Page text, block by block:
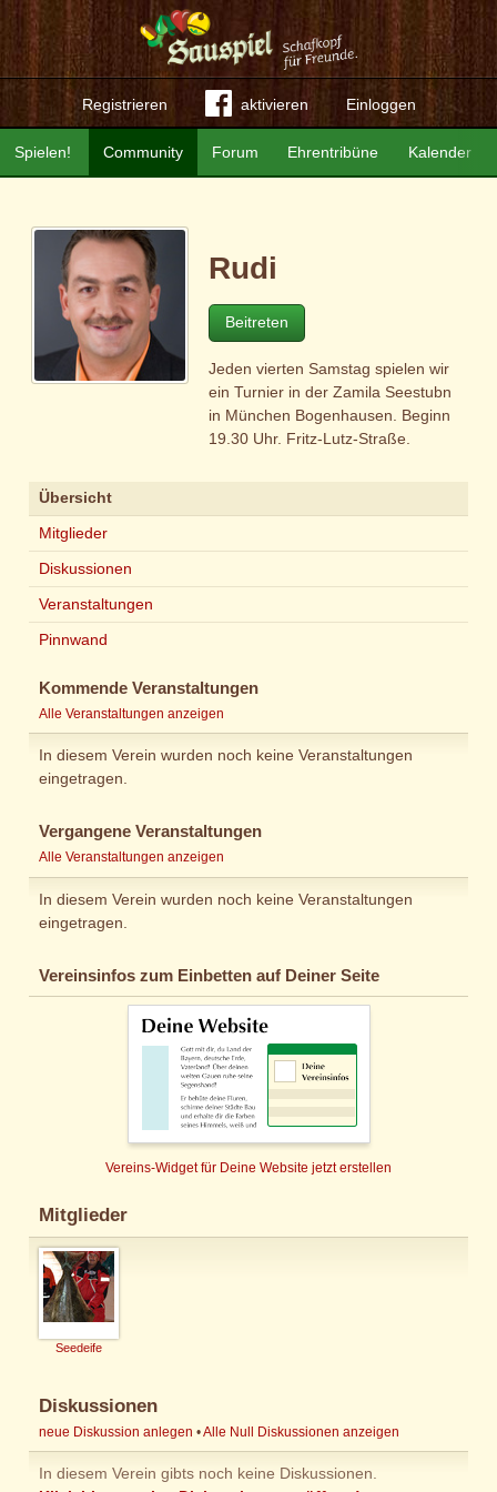
Registrieren aktivieren Einloggen
Community Forum Ehrentribüne Kalender
Spielen!
Rudi
Beitreten
Jeden vierten Samstag spielen wir
ein Turnier in der Zamila Seestubn
in München Bogenhausen. Beginn
19.30 Uhr. Fritz-Lutz-Straße.
Übersicht
Mitglieder
Diskussionen
Veranstaltungen
Pinnwand
Kommende Veranstaltungen
Alle Veranstaltungen anzeigen
In diesem Verein wurden noch keine Veranstaltungen
eingetragen.
Vergangene Veranstaltungen
Alle Veranstaltungen anzeigen
In diesem Verein wurden noch keine Veranstaltungen
eingetragen.
Vereinsinfos zum Einbetten auf Deiner Seite
Vereins-Widget für Deine Website jetzt erstellen
Mitglieder
Seedeife
Diskussionen
neue Diskussion anlegen •Alle Null Diskussionen anzeigen
In diesem Verein gibts noch keine Diskussionen.